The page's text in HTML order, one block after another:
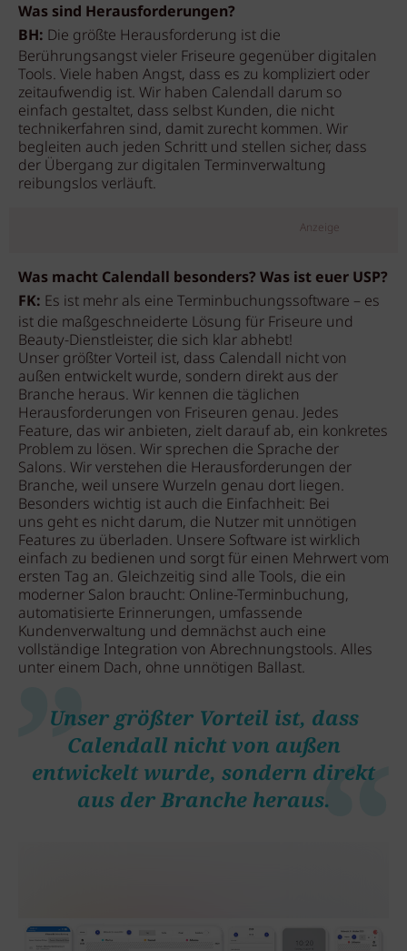
Was sind Herausforderungen?
BH: Die größte Herausforderung ist die
Berührungsangst vieler Friseure gegenüber digitalen
Tools. Viele haben Angst, dass es zu kompliziert oder
zeitaufwendig ist. Wir haben Calendall darum so
einfach gestaltet, dass selbst Kunden, die nicht
technikerfahren sind, damit zurecht kommen. Wir
begleiten auch jeden Schritt und stellen sicher, dass
der Übergang zur digitalen Terminverwaltung
reibungslos verläuft.
Anzeige
Was macht Calendall besonders? Was ist euer USP?
FK: Es ist mehr als eine Terminbuchungssoftware – es
ist die maßgeschneiderte Lösung für Friseure und
Beauty-Dienstleister, die sich klar abhebt!
Unser größter Vorteil ist, dass Calendall nicht von
außen entwickelt wurde, sondern direkt aus der
Branche heraus. Wir kennen die täglichen
Herausforderungen von Friseuren genau. Jedes
Feature, das wir anbieten, zielt darauf ab, ein konkretes
Problem zu lösen. Wir sprechen die Sprache der
Salons. Wir verstehen die Herausforderungen der
Branche, weil unsere Wurzeln genau dort liegen.
Besonders wichtig ist auch die Einfachheit: Bei
uns geht es nicht darum, die Nutzer mit unnötigen
Features zu überladen. Unsere Software ist wirklich
einfach zu bedienen und sorgt für einen Mehrwert vom
ersten Tag an. Gleichzeitig sind alle Tools, die ein
moderner Salon braucht: Online-Terminbuchung,
automatisierte Erinnerungen, umfassende
Kundenverwaltung und demnächst auch eine
vollständige Integration von Abrechnungstools. Alles
unter einem Dach, ohne unnötigen Ballast.
Unser größter Vorteil ist, dass
Calendall nicht von außen
entwickelt wurde, sondern direkt
aus der Branche heraus.